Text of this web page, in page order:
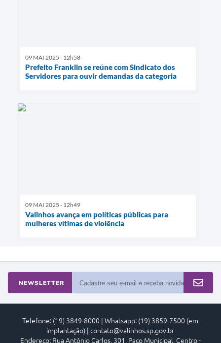
09 MAI 2025 - 12h58
Prefeito Franklin se reúne com Sindicato dos
Servidores para ouvir demandas da categoria
09 MAI 2025 - 12h49
Valinhos avança em políticas públicas para
mulheres vítimas de violência
NEWSLETTER
Telefone: (19) 3849-8000 | Whatsapp: (19) 3859-7500 (em
implantação) | contato@valinhos.sp.gov.br
Endereço: Rua Antônio Carlos, 301, Paço Municipal, Centro -